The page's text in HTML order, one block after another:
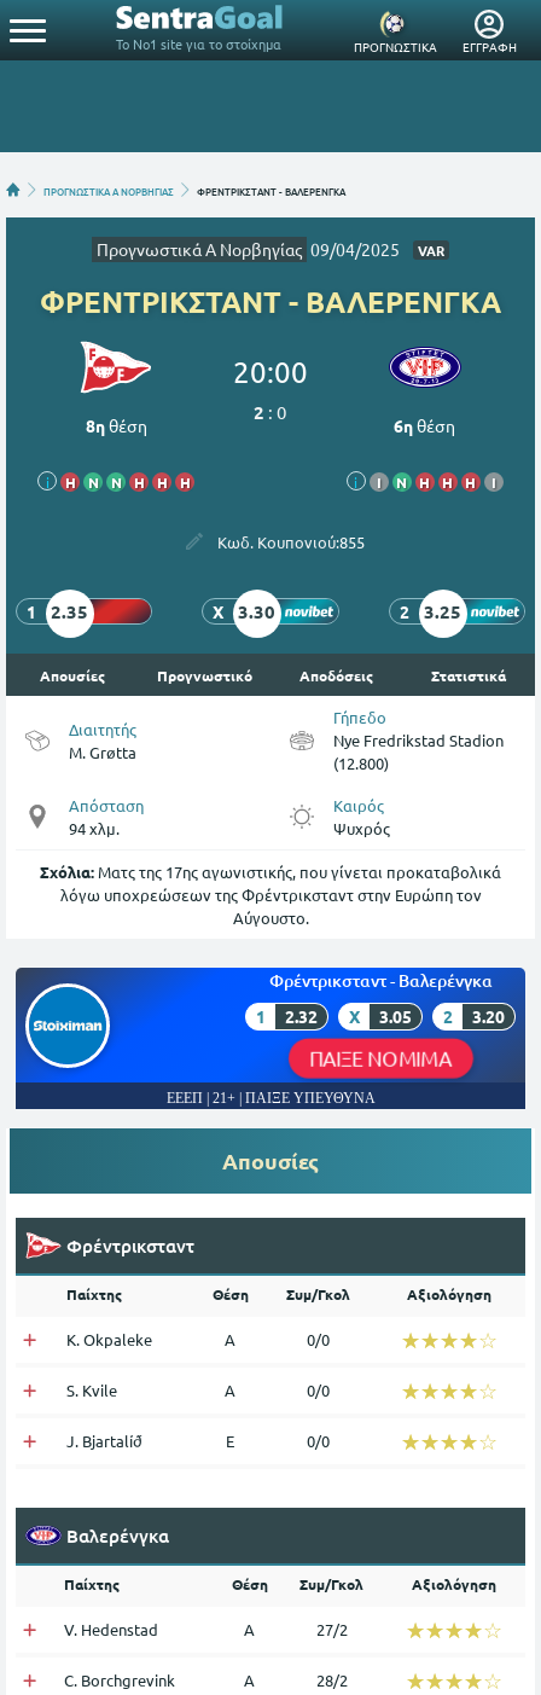
Το Νο1 site για το στοίχημα ΠΡΟΓΝΩΣΤΙΚΑ ΕΓΓΡΑΦΗ
ΠΡΟΓΝΩΣΤΙΚΑ Α ΝΟΡΒΗΓΙΑΣ ΦΡΕΝΤΡΙΚΣΤΑΝΤ - ΒΑΛΕΡΕΝΓΚΑ
Προγνωστικά Α Νορβηγίας 09/04/2025 VAR
ΦΡΕΝΤΡΙΚΣΤΑΝΤ - ΒΑΛΕΡΕΝΓΚΑ
8ηθέση
i Η Ν Ν Η Η Η
20:00
2 :0
6ηθέση
i Ι Ν Η Η Η Ι
Κωδ. Κουπονιού:855
1 2.35 X 3.30 2 3.25
Απουσίες Προγνωστικό Αποδόσεις Στατιστικά
Διαιτητής
M. Grøtta
Γήπεδο
Nye Fredrikstad Stadion
(12.800)
Απόσταση
94 χλμ.
Καιρός
Ψυχρός
Σχόλια: Ματς της 17ης αγωνιστικής, που γίνεται προκαταβολικά
λόγω υποχρεώσεων της Φρέντρικσταντ στην Ευρώπη τον
Αύγουστο.
Φρέντρικσταντ - Βαλερένγκα
1 2.32 X 3.05 2 3.20
ΠΑΙΞΕ ΝΟΜΙΜΑ
ΕΕΕΠ | 21+ | ΠΑΙΞΕ ΥΠΕΥΘΥΝΑ
Απουσίες
Φρέντρικσταντ
Παίχτης Θέση Συμ/Γκολ Αξιολόγηση
K. Okpaleke Α 0/0 ☆☆☆☆☆
★★★★★
S. Kvile Α 0/0 ☆☆☆☆☆
★★★★★
J. Bjartalíð Ε 0/0 ☆☆☆☆☆
★★★★★
Βαλερένγκα
Παίχτης Θέση Συμ/Γκολ Αξιολόγηση
V. Hedenstad Α 27/2 ☆☆☆☆☆
★★★★★
C. Borchgrevink Α 28/2 ☆☆☆☆☆
★★★★★